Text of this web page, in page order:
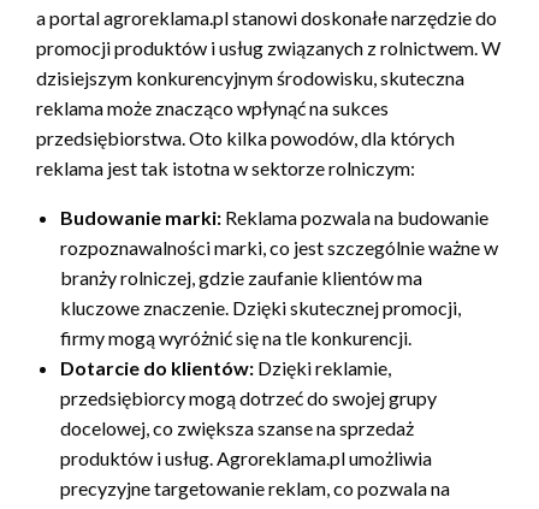
a portal agroreklama.pl stanowi doskonałe narzędzie do
promocji produktów i usług związanych z rolnictwem. W
dzisiejszym konkurencyjnym środowisku, skuteczna
reklama może znacząco wpłynąć na sukces
przedsiębiorstwa. Oto kilka powodów, dla których
reklama jest tak istotna w sektorze rolniczym:
Budowanie marki: Reklama pozwala na budowanie
rozpoznawalności marki, co jest szczególnie ważne w
branży rolniczej, gdzie zaufanie klientów ma
kluczowe znaczenie. Dzięki skutecznej promocji,
firmy mogą wyróżnić się na tle konkurencji.
Dotarcie do klientów: Dzięki reklamie,
przedsiębiorcy mogą dotrzeć do swojej grupy
docelowej, co zwiększa szanse na sprzedaż
produktów i usług. Agroreklama.pl umożliwia
precyzyjne targetowanie reklam, co pozwala na